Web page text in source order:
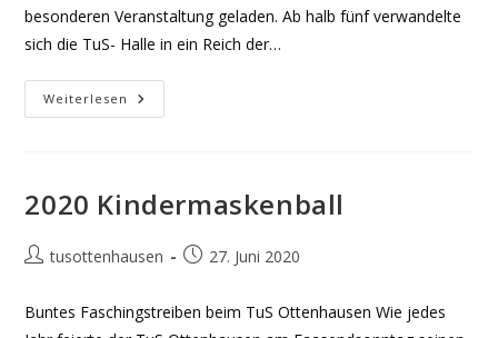
besonderen Veranstaltung geladen. Ab halb fünf verwandelte
sich die TuS- Halle in ein Reich der…
Weiterlesen 2020
Kinderzauberer
2020 Kindermaskenball
Beitrags-
tusottenhausen
Beitrag27. Juni 2020
Buntes Faschingstreiben beim TuS Ottenhausen Wie jedes